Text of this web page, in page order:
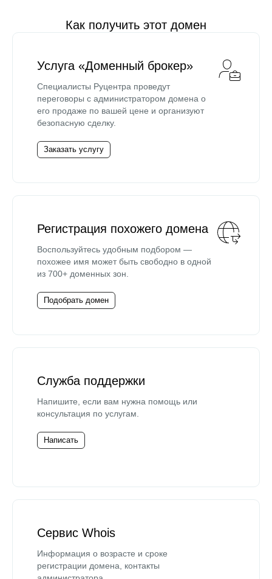
Как получить этот домен
Услуга «Доменный брокер»
Специалисты Руцентра проведут
переговоры с администратором домена о
его продаже по вашей цене и организуют
безопасную сделку.
Заказать услугу
Регистрация похожего домена
Воспользуйтесь удобным подбором —
похожее имя может быть свободно в одной
из 700+ доменных зон.
Подобрать домен
Служба поддержки
Напишите, если вам нужна помощь или
консультация по услугам.
Написать
Сервис Whois
Информация о возрасте и сроке
регистрации домена, контакты